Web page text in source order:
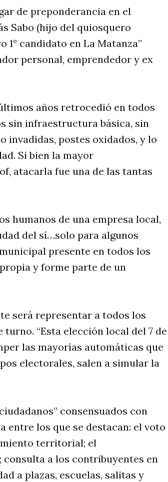
de preponderancia en el
Sabo (hijo del quiosquero
1° candidato en La Matanza”
personal, emprendedor y ex
años retrocedió en todos
sin infraestructura básica, sin
invadidas, postes oxidados, y lo
Si bien la mayor
atacarla fue una de las tantas
humanos de una empresa local,
del sí…solo para algunos
presente en todos los
y forme parte de un
será representar a todos los
“Esta elección local del 7 de
las mayorías automáticas que
electorales, salen a simular la
consensuados con
entre los que se destacan: el voto
territorial; el
a los contribuyentes en
a plazas, escuelas, salitas y